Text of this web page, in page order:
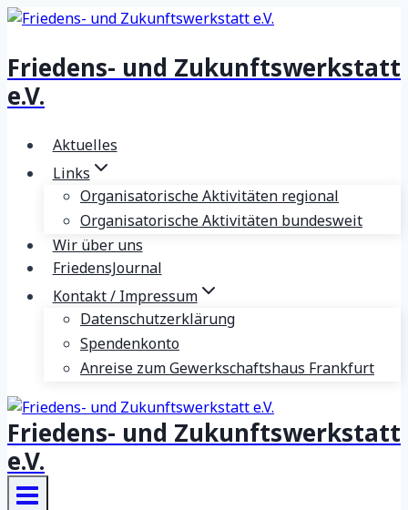
Zum
springen
Friedens- und Zukunftswerkstatt
e.V.
Aktuelles
Links
Organisatorische Aktivitäten regional
Organisatorische Aktivitäten bundesweit
Wir über uns
FriedensJournal
Kontakt / Impressum
Datenschutzerklärung
Spendenkonto
Anreise zum Gewerkschaftshaus Frankfurt
Friedens- und Zukunftswerkstatt
e.V.